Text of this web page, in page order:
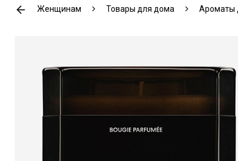
Женщинам Товары для дома Ароматы